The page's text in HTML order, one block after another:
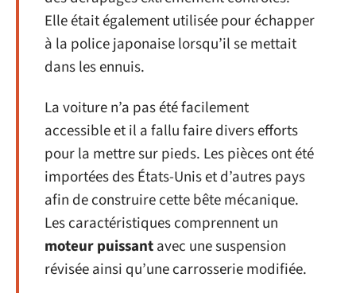
Elle était également utilisée pour échapper
à la police japonaise lorsqu’il se mettait
dans les ennuis.
La voiture n’a pas été facilement
accessible et il a fallu faire divers efforts
pour la mettre sur pieds. Les pièces ont été
importées des États-Unis et d’autres pays
afin de construire cette bête mécanique.
Les caractéristiques comprennent un
moteur puissantavec une suspension
révisée ainsi qu’une carrosserie modifiée.